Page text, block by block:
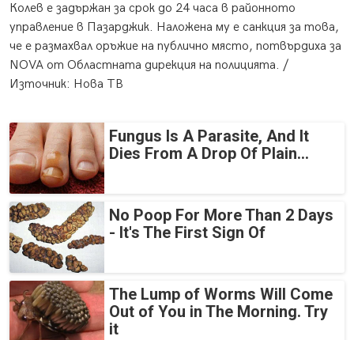
Колев е задържан за срок до 24 часа в районното
управление в Пазарджик. Наложена му е санкция за това,
че е размахвал оръжие на публично място, потвърдиха за
NOVA от Областната дирекция на полицията. /
Източник: Нова ТВ
Fungus Is A Parasite, And It
Dies From A Drop Of Plain...
No Poop For More Than 2 Days
- It's The First Sign Of
The Lump of Worms Will Come
Out of You in The Morning. Try
it